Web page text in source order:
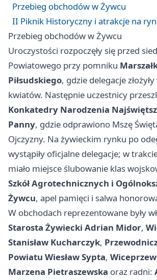
Przebieg obchodów w Żywcu
II Piknik Historyczny i atrakcje na
Przebieg obchodów w Żywcu
Uroczystości rozpoczęły się przed
Powiatowego przy pomniku
Piłsudskiego, gdzie delegacje
kwiatów. Następnie uczestnicy
Konkatedry Narodzenia
Panny, gdzie odprawiono Mszę
Ojczyzny. Na żywieckim rynku po
wystąpiły oficjalne delegacje; w
miało miejsce ślubowanie klas
Szkół Agrotechnicznych i
Żywcu, apel pamięci i salwa
W obchodach reprezentowane były
Starosta Żywiecki Adrian Midor,
Stanisław Kucharczyk,
Powiatu Wiesław Sypta,
Marzena Pietraszewska oraz radni: